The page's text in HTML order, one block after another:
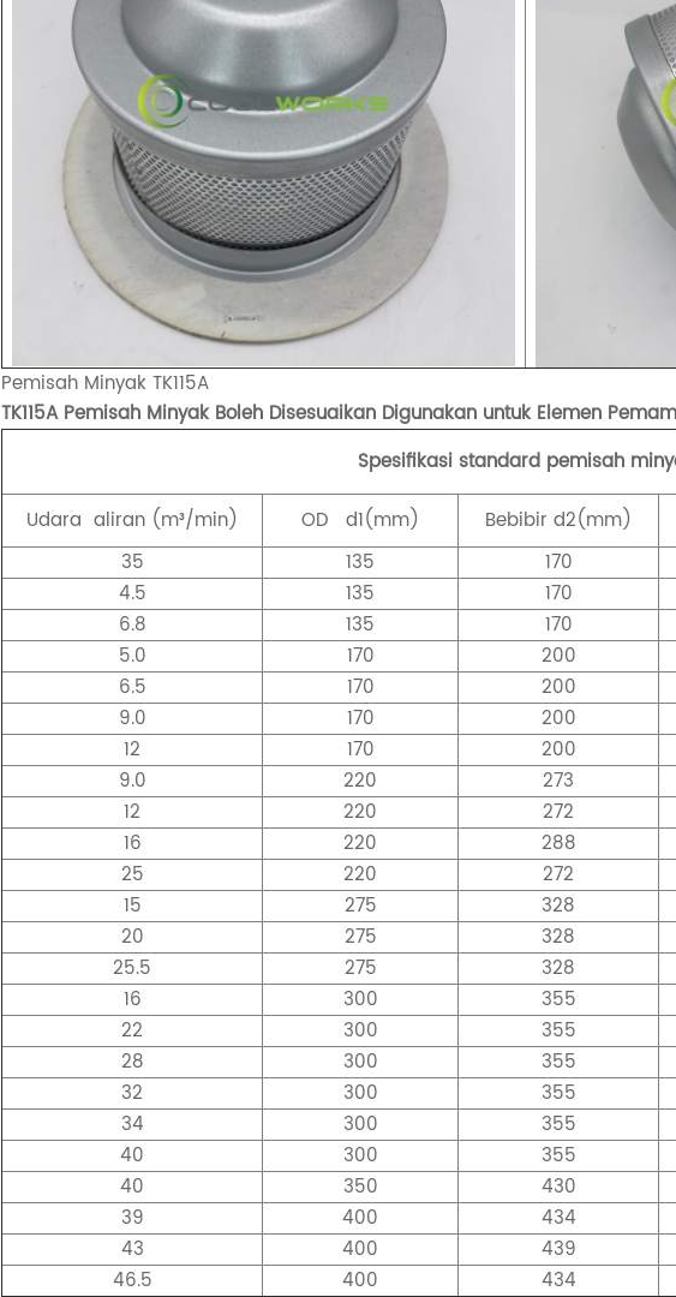
Pemisah Minyak TK115A
TK115A Pemisah Minyak Boleh Disesuaikan Digunakan untuk Elemen
Spesifikasi standard pemisah
Udara aliran (m³/min) OD d1(mm) Bebibir d2(mm)
35
135 170
4.5
135 170
6.8
135 170
5.0
170 200
6.5
170 200
9.0
170 200
12
170 200
9.0
220 273
12
220 272
16
220 288
25
220 272
15
275 328
20
275 328
25.5
275 328
16
300 355
22
300 355
28
300 355
32
300 355
34
300 355
40
300 355
40
350 430
39
400 434
43
400 439
46.5
400 434